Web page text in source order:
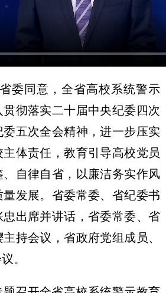
委同意，全省高校系统警示
彻落实二十届中央纪委四次
五次全会精神，进一步压实
体责任，教育引导高校党员
自律自省，以廉洁务实作风
发展。省委常委、省纪委书
出席并讲话，省委常委、省
持会议，省政府党组成员、
。